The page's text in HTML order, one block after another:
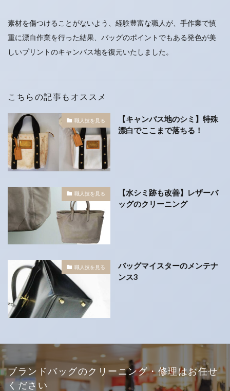
素材を傷つけることがないよう、経験豊富な職人が、手作業で慎
重に漂白作業を行った結果、バッグのポイントでもある発色が美
しいプリントのキャンバス地を復元いたしました。
こちらの記事もオススメ
職人技を見る
【キャンバス地のシミ】特殊
漂白でここまで落ちる！
職人技を見る
【水シミ跡も改善】レザーバ
ッグのクリーニング
職人技を見る
バッグマイスターのメンテナ
ンス3
ブランドバッグのクリーニング・修理はお任せ
ください